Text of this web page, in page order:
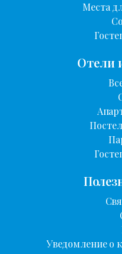
Места
Отели
Уведомление о